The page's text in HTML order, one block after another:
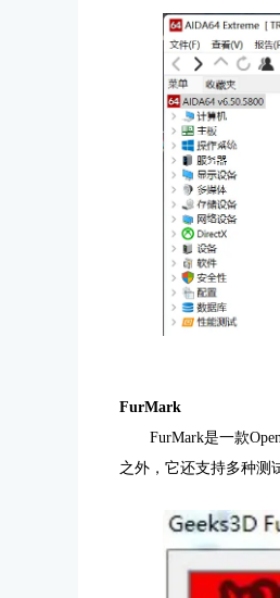
FurMark
FurMark是一款
之外，它还支持多种测